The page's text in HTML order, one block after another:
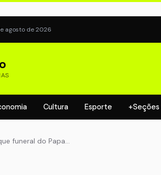
agosto de 2026
Cultura Esporte +Seções
funeral do Papa…